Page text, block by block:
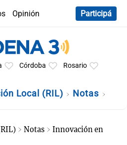
Opinión
Participá
Córdoba Rosario
Local (RIL) Notas
Notas
Innovación en